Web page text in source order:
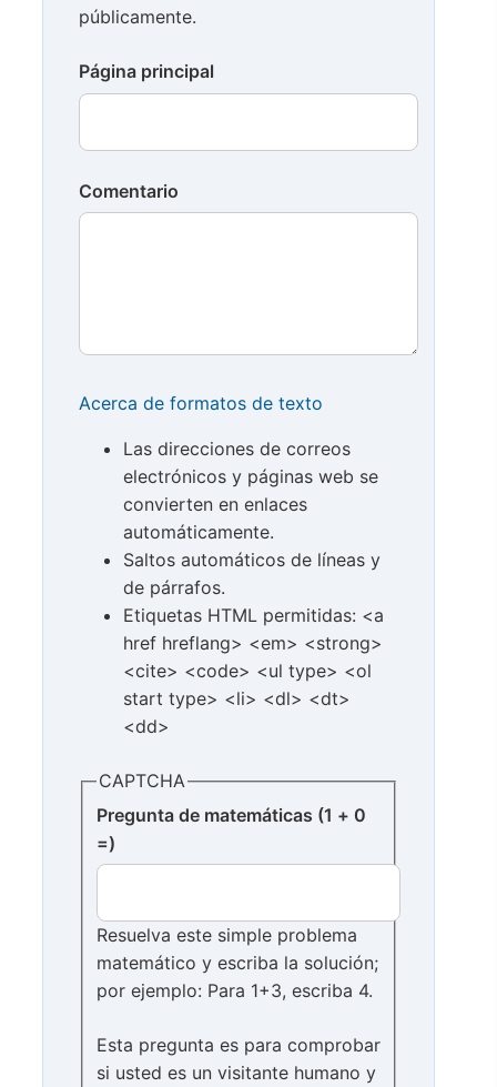
públicamente.
Página principal
Comentario
Acerca de formatos de texto
Las direcciones de correos
electrónicos y páginas web se
convierten en enlaces
automáticamente.
Saltos automáticos de líneas y
de párrafos.
Etiquetas HTML permitidas: <a
href hreflang> <em> <strong>
<cite> <code> <ul type> <ol
start type> <li> <dl> <dt>
<dd>
CAPTCHA
Pregunta de matemáticas (1 + 0
=)
Resuelva este simple problema
matemático y escriba la solución;
por ejemplo: Para 1+3, escriba 4.
Esta pregunta es para comprobar
si usted es un visitante humano y